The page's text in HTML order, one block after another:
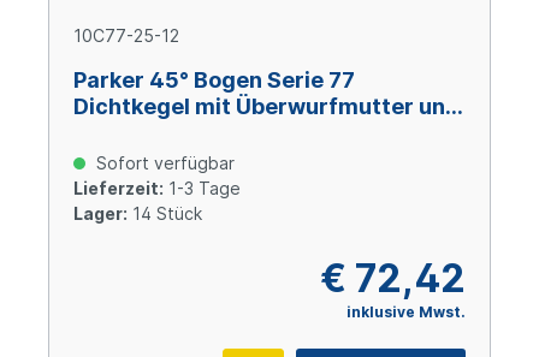
10C77-25-12
Parker 45° Bogen Serie 77
Dichtkegel mit Überwurfmutter und
verzinkt Cr(VI)-frei
Sofort verfügbar
Lieferzeit: 1-3 Tage
Lager: 14 Stück
€ 72,42
inklusive Mwst.